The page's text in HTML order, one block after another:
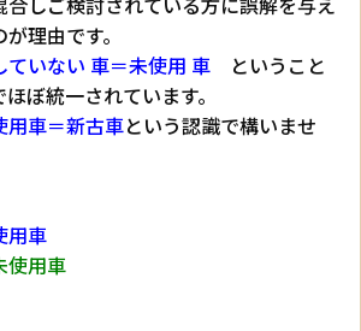
理由です。
ていない 車＝未使用 車 ということ
ぼ統一されています。
用車＝新古車という認識で構いませ
用車
使用車